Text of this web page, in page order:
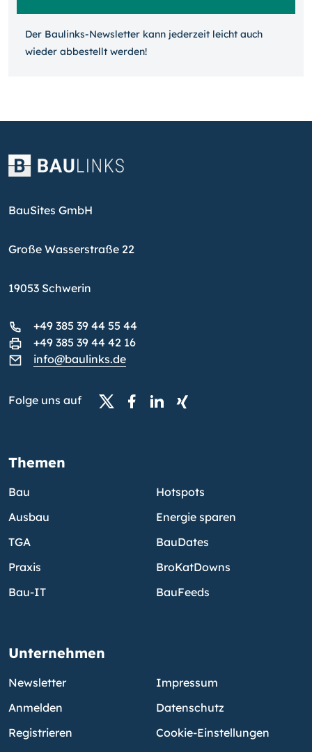
Der Baulinks-Newsletter kann jeder­zeit leicht auch
wieder ab­bestellt werden!
BauSites GmbH
Große Wasserstraße 22
19053 Schwerin
+49 385 39 44 55 44
+49 385 39 44 42 16
info@baulinks.de
Folge uns auf
Themen
Bau
Ausbau
TGA
Praxis
Bau-IT
Hotspots
Energie sparen
BauDates
BroKatDowns
BauFeeds
Unternehmen
Newsletter
Anmelden
Registrieren
Impressum
Datenschutz
Cookie-Einstellungen